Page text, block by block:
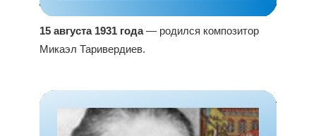
15 августа 1931 года
Микаэл Таривердиев.